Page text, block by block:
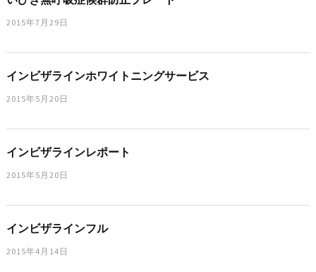
2015年7月29日
インビザラインホワイトニングサービス
2015年5月20日
インビザラインレポート
2015年5月20日
インビザラインフル
2015年4月14日